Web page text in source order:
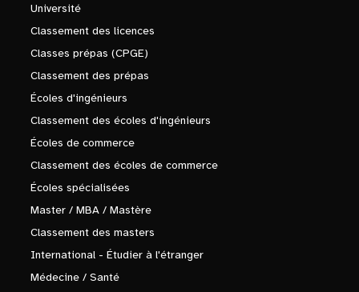
Université
Classement des licences
Classes prépas (CPGE)
Classement des prépas
Écoles d'ingénieurs
Classement des écoles d'ingénieurs
Écoles de commerce
Classement des écoles de commerce
Écoles spécialisées
Master / MBA / Mastère
Classement des masters
International - Étudier à l'étranger
Médecine / Santé